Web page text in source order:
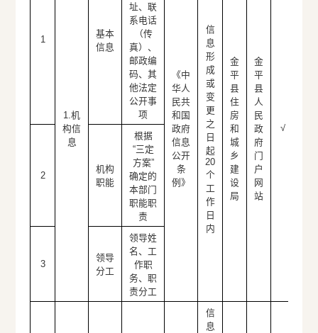
1
1.机
构信
息
基本
信息
址、联
系电话
（传
真）、
邮政编
码、其
他法定
公开事
项
《中
华人
民共
和国
政府
信息
公开
条
例》
信
息
形
成
或
变
更
之
日
起
20
个
工
作
日
内
金
平
县
住
房
和
城
乡
建
设
局
金
平
县
人
民
政
府
门
户
网
站
√
2
机构
职能
根据
“三定
方案”
确定的
本部门
职能职
责
3
领导
分工
领导姓
名、工
作职
务、职
责分工
信
息